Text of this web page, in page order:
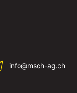
info@msch-ag.ch